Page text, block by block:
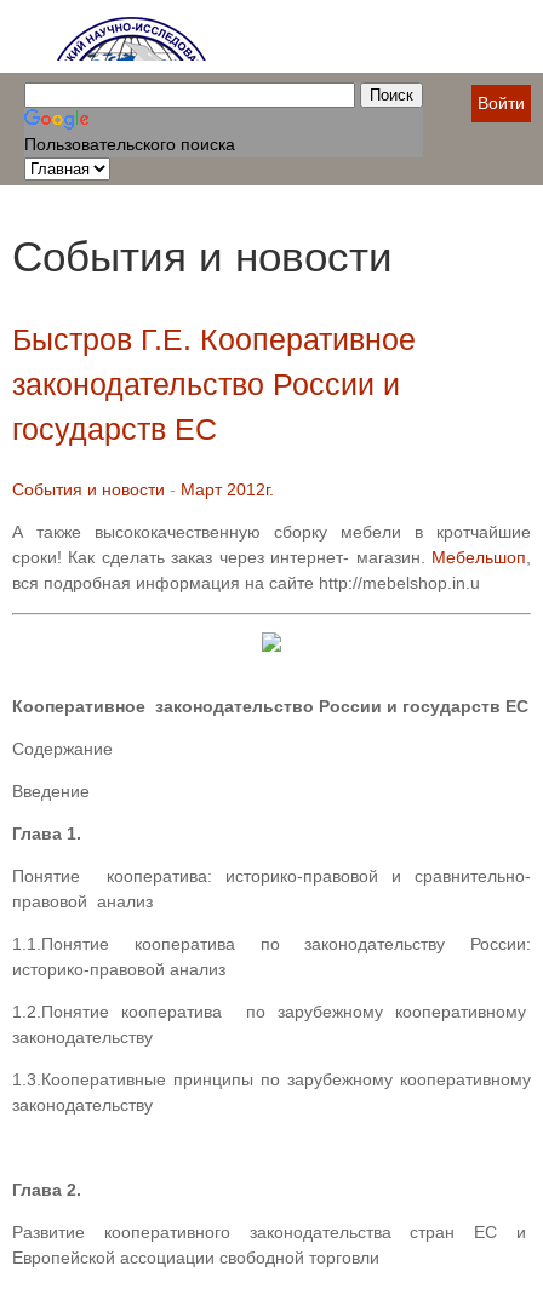
Пользовательского поиска
Войти
События и новости
Быстров Г.Е. Кооперативное
законодательство России и
государств ЕС
События и новости - Март 2012г.
А также высококачественную сборку мебели в кротчайшие
сроки! Как сделать заказ через интернет- магазин. Мебельшоп
вся подробная информация на сайте http://mebelshop.in.u
Кооперативное законодательство России и государств ЕС
Содержание
Введение
Глава 1.
Понятие кооператива: историко-правовой и сравнительно-
правовой анализ
1.1.Понятие кооператива по законодательству России:
историко-правовой анализ
1.2.Понятие кооператива по зарубежному кооперативному
законодательству
1.3.Кооперативные принципы по зарубежному кооперативному
законодательству
Глава 2.
Развитие кооперативного законодательства стран ЕС и
Европейской ассоциации свободной торговли